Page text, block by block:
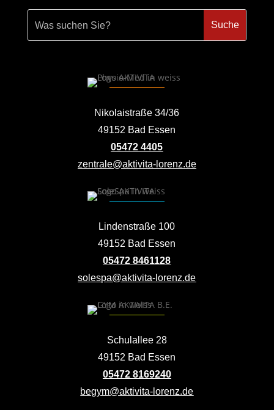
Nikolaistraße 34/36
49152 Bad Essen
05472 4405
zentrale@aktivita-lorenz.de
Lindenstraße 100
49152 Bad Essen
05472 8461128
solespa@aktivita-lorenz.de
Schulallee 28
49152 Bad Essen
05472 8169240
begym@aktivita-lorenz.de